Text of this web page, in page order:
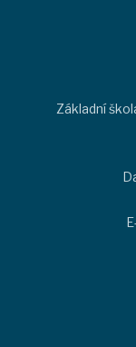
Základní